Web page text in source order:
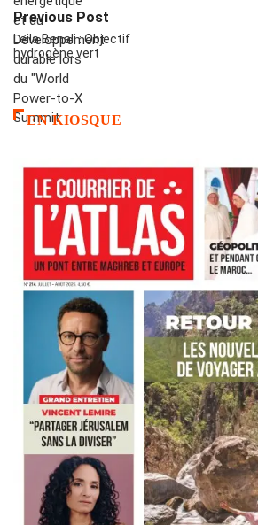
Previous Post
Leila Benali : Objectif
hydrogène vert
EN KIOSQUE